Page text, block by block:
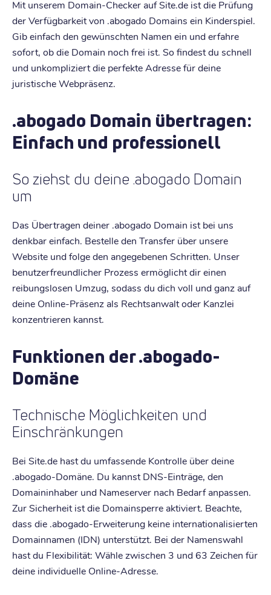
Mit unserem Domain-Checker auf Site.de ist die Prüfung
der Verfügbarkeit von .abogado Domains ein Kinderspiel.
Gib einfach den gewünschten Namen ein und erfahre
sofort, ob die Domain noch frei ist. So findest du schnell
und unkompliziert die perfekte Adresse für deine
juristische Webpräsenz.
.abogado Domain übertragen:
Einfach und professionell
So ziehst du deine .abogado Domain
um
Das Übertragen deiner .abogado Domain ist bei uns
denkbar einfach. Bestelle den Transfer über unsere
Website und folge den angegebenen Schritten. Unser
benutzerfreundlicher Prozess ermöglicht dir einen
reibungslosen Umzug, sodass du dich voll und ganz auf
deine Online-Präsenz als Rechtsanwalt oder Kanzlei
konzentrieren kannst.
Funktionen der .abogado-
Domäne
Technische Möglichkeiten und
Einschränkungen
Bei Site.de hast du umfassende Kontrolle über deine
.abogado-Domäne. Du kannst DNS-Einträge, den
Domaininhaber und Nameserver nach Bedarf anpassen.
Zur Sicherheit ist die Domainsperre aktiviert. Beachte,
dass die .abogado-Erweiterung keine internationalisierten
Domainnamen (IDN) unterstützt. Bei der Namenswahl
hast du Flexibilität: Wähle zwischen 3 und 63 Zeichen für
deine individuelle Online-Adresse.